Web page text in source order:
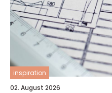
inspiration
02. August 2026